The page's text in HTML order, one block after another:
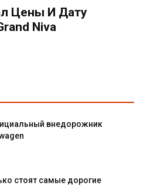
Цены И Дату
Niva
внедорожник
стоят самые дорогие